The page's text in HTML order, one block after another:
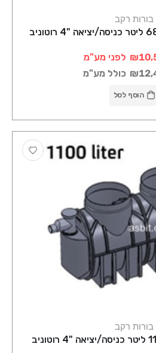
בורות רקב
לפני מע"מ
כולל מע"מ
הוסף לסל
בורות רקב